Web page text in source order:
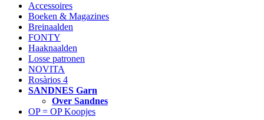
Accessoires
Boeken & Magazines
Breinaalden
FONTY
Haaknaalden
Losse patronen
NOVITA
Rosàrios 4
SANDNES Garn
Over Sandnes
OP = OP Koopjes